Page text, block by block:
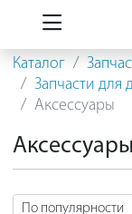
Каталог
Запчасти для
Аксессуары
Аксессуары